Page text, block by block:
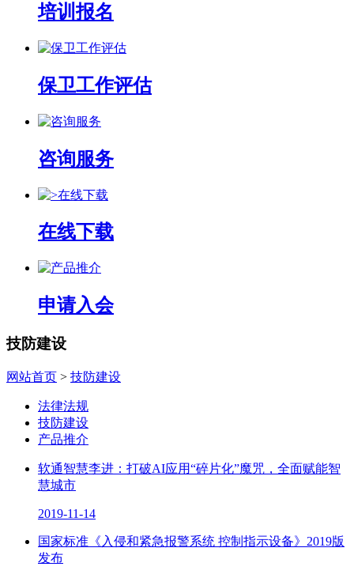
培训报名
保卫工作评估
咨询服务
在线下载
申请入会
技防建设
网站首页 > 技防建设
法律法规
技防建设
产品推介
软通智慧李进：打破AI应用“碎片化”魔咒，全面赋能智
慧城市
2019-11-14
国家标准《入侵和紧急报警系统 控制指示设备》2019版
发布